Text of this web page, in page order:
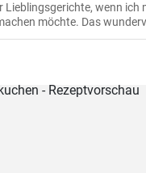
Lieblingsgerichte, wenn ich
möchte. Das
in cremigem Eierteig und
immer wieder
Chicken
in Ihre Liste der